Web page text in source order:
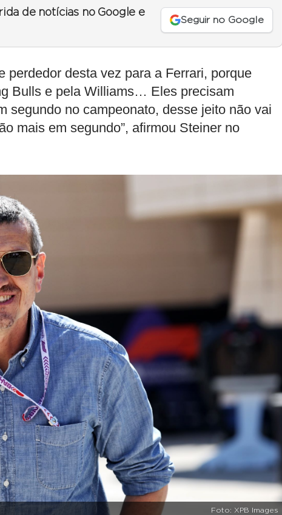
de notícias no Google e
Seguir no Google
perdedor desta vez para a Ferrari, porque
Bulls e pela Williams… Eles precisam
segundo no campeonato, desse jeito não vai
mais em segundo”, afirmou Steiner no
Foto: XPB Images